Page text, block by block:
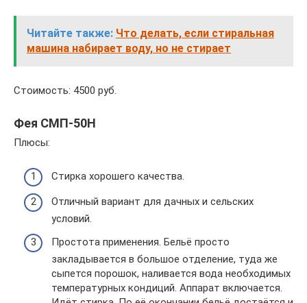
Читайте также: Что делать, если стиральная
машина набирает воду, но не стирает
Стоимость: 4500 руб.
Фея СМП-50Н
Плюсы:
Стирка хорошего качества.
Отличный вариант для дачных и сельских
условий.
Простота применения. Бельё просто
закладывается в большое отделение, туда же
сыпется порошок, наливается вода необходимых
температурных кондиций. Аппарат включается.